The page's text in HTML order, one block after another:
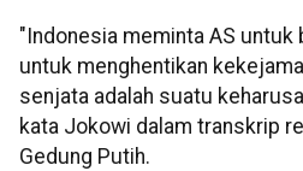
"Indonesia meminta AS untuk
untuk menghentikan
senjata adalah suatu
kata Jokowi dalam transkrip
Gedung Putih.